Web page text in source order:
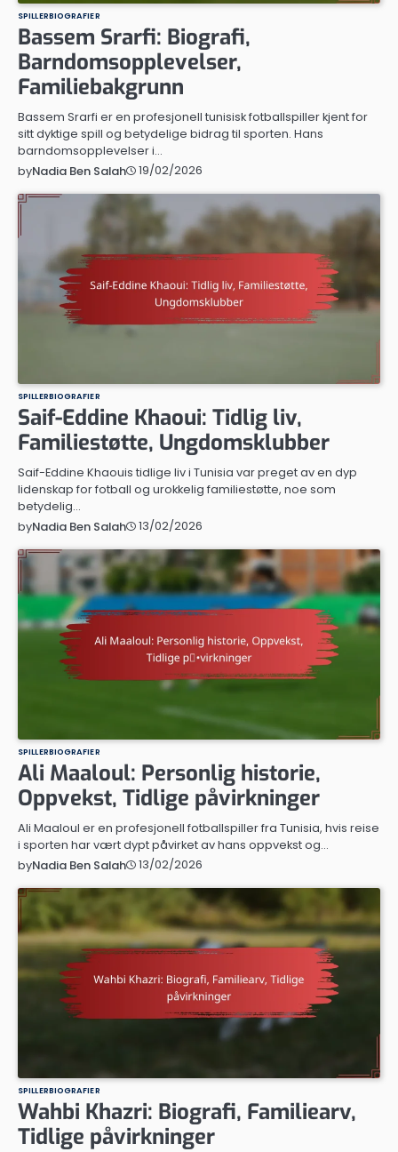
SPILLERBIOGRAFIER
Bassem Srarfi: Biografi,
Barndomsopplevelser,
Familiebakgrunn
Bassem Srarfi er en profesjonell tunisisk fotballspiller kjent for
sitt dyktige spill og betydelige bidrag til sporten. Hans
barndomsopplevelser i…
byNadia Ben Salah 19/02/2026
SPILLERBIOGRAFIER
Saif-Eddine Khaoui: Tidlig liv,
Familiestøtte, Ungdomsklubber
Saif-Eddine Khaouis tidlige liv i Tunisia var preget av en dyp
lidenskap for fotball og urokkelig familiestøtte, noe som
betydelig…
byNadia Ben Salah 13/02/2026
SPILLERBIOGRAFIER
Ali Maaloul: Personlig historie,
Oppvekst, Tidlige påvirkninger
Ali Maaloul er en profesjonell fotballspiller fra Tunisia, hvis reise
i sporten har vært dypt påvirket av hans oppvekst og…
byNadia Ben Salah 13/02/2026
SPILLERBIOGRAFIER
Wahbi Khazri: Biografi, Familiearv,
Tidlige påvirkninger